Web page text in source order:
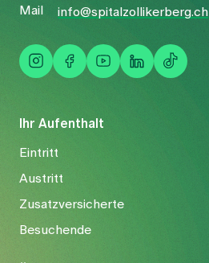
Ihr Aufenthalt
Eintritt
Austritt
Zusatzversicherte
Besuchende
Mail
info@spitalzollikerberg.ch